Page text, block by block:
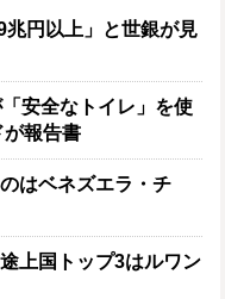
兆円以上」と世銀が見
安全なトイレ」を使
報告書
はベネズエラ・チ
上国トップ3はルワン